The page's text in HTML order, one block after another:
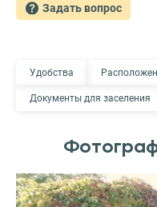
Задать вопрос
Удобства
Документы для заселения